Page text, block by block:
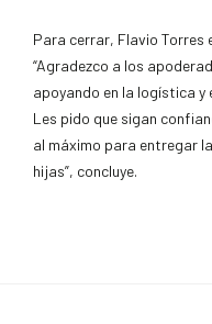
Para cerrar, Flavio Torres
“Agradezco a los
apoyando en la logística y
Les pido que sigan
al máximo para entregar
hijas”, concluye.